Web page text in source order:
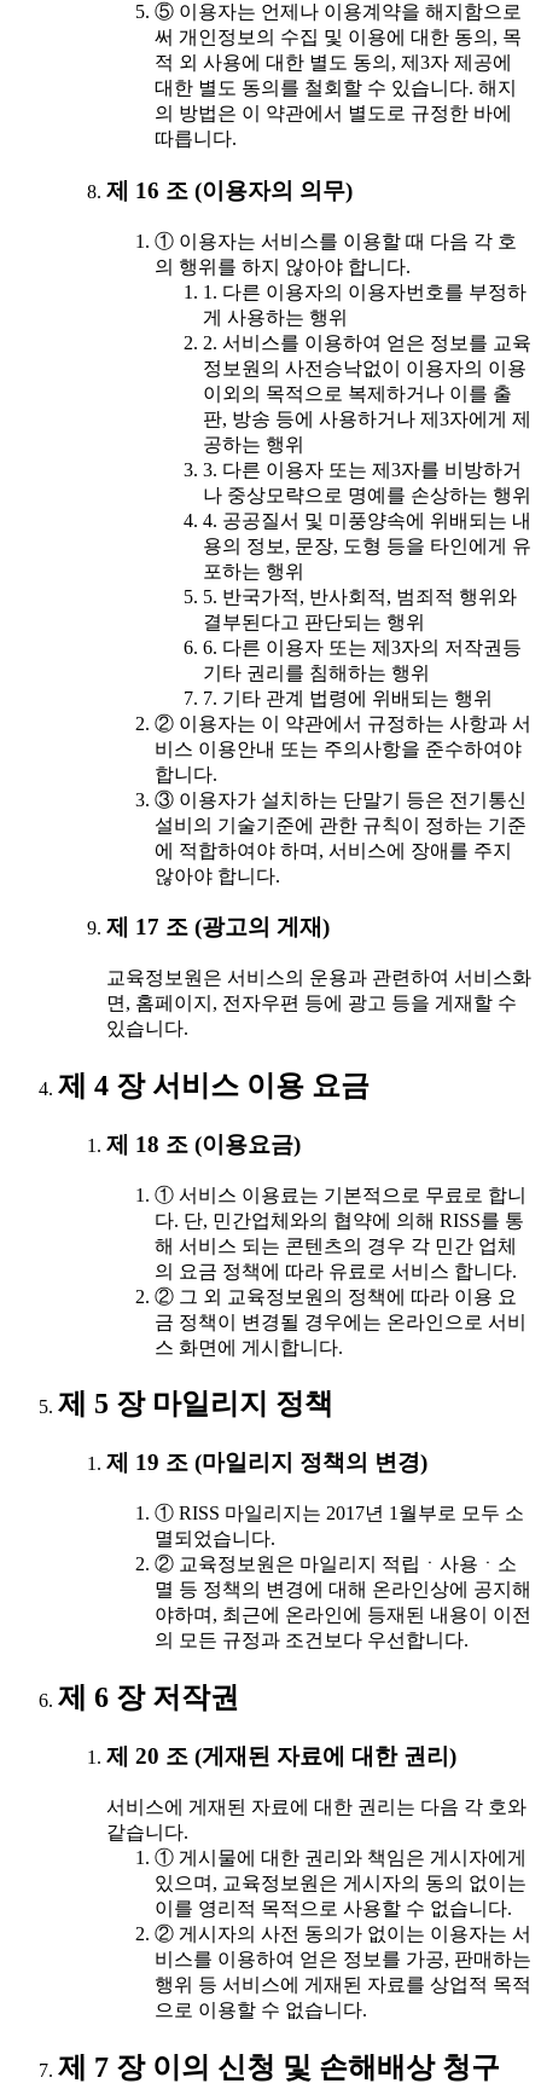
⑤ 이용자는 언제나 이용계약을 해지함으로
써 개인정보의 수집 및 이용에 대한 동의, 목
적 외 사용에 대한 별도 동의, 제3자 제공에
대한 별도 동의를 철회할 수 있습니다. 해지
의 방법은 이 약관에서 별도로 규정한 바에
따릅니다.
제 16 조 (이용자의 의무)
① 이용자는 서비스를 이용할 때 다음 각 호
의 행위를 하지 않아야 합니다.
1. 다른 이용자의 이용자번호를 부정하
게 사용하는 행위
2. 서비스를 이용하여 얻은 정보를 교육
정보원의 사전승낙없이 이용자의 이용
이외의 목적으로 복제하거나 이를 출
판, 방송 등에 사용하거나 제3자에게 제
공하는 행위
3. 다른 이용자 또는 제3자를 비방하거
나 중상모략으로 명예를 손상하는 행위
4. 공공질서 및 미풍양속에 위배되는 내
용의 정보, 문장, 도형 등을 타인에게 유
포하는 행위
5. 반국가적, 반사회적, 범죄적 행위와
결부된다고 판단되는 행위
6. 다른 이용자 또는 제3자의 저작권등
기타 권리를 침해하는 행위
7. 기타 관계 법령에 위배되는 행위
② 이용자는 이 약관에서 규정하는 사항과 서
비스 이용안내 또는 주의사항을 준수하여야
합니다.
③ 이용자가 설치하는 단말기 등은 전기통신
설비의 기술기준에 관한 규칙이 정하는 기준
에 적합하여야 하며, 서비스에 장애를 주지
않아야 합니다.
제 17 조 (광고의 게재)
교육정보원은 서비스의 운용과 관련하여 서비스화
면, 홈페이지, 전자우편 등에 광고 등을 게재할 수
있습니다.
제 4 장 서비스 이용 요금
제 18 조 (이용요금)
① 서비스 이용료는 기본적으로 무료로 합니
다. 단, 민간업체와의 협약에 의해 RISS를 통
해 서비스 되는 콘텐츠의 경우 각 민간 업체
의 요금 정책에 따라 유료로 서비스 합니다.
② 그 외 교육정보원의 정책에 따라 이용 요
금 정책이 변경될 경우에는 온라인으로 서비
스 화면에 게시합니다.
제 5 장 마일리지 정책
제 19 조 (마일리지 정책의 변경)
① RISS 마일리지는 2017년 1월부로 모두 소
멸되었습니다.
② 교육정보원은 마일리지 적립ㆍ사용ㆍ소
멸 등 정책의 변경에 대해 온라인상에 공지해
야하며, 최근에 온라인에 등재된 내용이 이전
의 모든 규정과 조건보다 우선합니다.
제 6 장 저작권
제 20 조 (게재된 자료에 대한 권리)
서비스에 게재된 자료에 대한 권리는 다음 각 호와
같습니다.
① 게시물에 대한 권리와 책임은 게시자에게
있으며, 교육정보원은 게시자의 동의 없이는
이를 영리적 목적으로 사용할 수 없습니다.
② 게시자의 사전 동의가 없이는 이용자는 서
비스를 이용하여 얻은 정보를 가공, 판매하는
행위 등 서비스에 게재된 자료를 상업적 목적
으로 이용할 수 없습니다.
제 7 장 이의 신청 및 손해배상 청구